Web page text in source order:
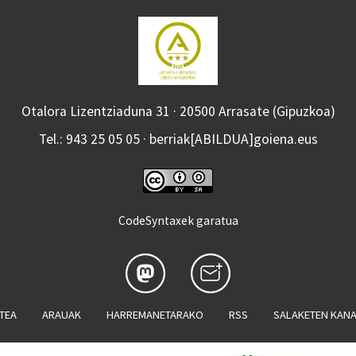
Otalora Lizentziaduna 31 · 20500 Arrasate (Gipuzkoa)
Tel.: 943 25 05 05 · berriak[ABILDUA]goiena.eus
CodeSyntaxek garatua
ARAUAK HARREMANETARAKO RSS SALAKETEN